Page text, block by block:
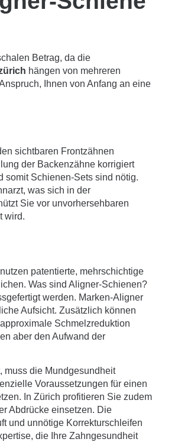
Betrag, da die
hängen von mehreren
Ihnen von Anfang an eine
sichtbaren Frontzähnen
der Backenzähne korrigiert
somit Schienen-Sets sind nötig.
was sich in der
Sie vor unvorhersehbaren
wird.
patentierte, mehrschichtige
Was sind Aligner-Schienen?
werden. Marken-Aligner
Aufsicht. Zusätzlich können
Schmelzreduktion
aber den Aufwand der
muss die Mundgesundheit
Voraussetzungen für einen
In Zürich profitieren Sie zudem
Abdrücke einsetzen. Die
und unnötige Korrekturschleifen
die Ihre Zahngesundheit